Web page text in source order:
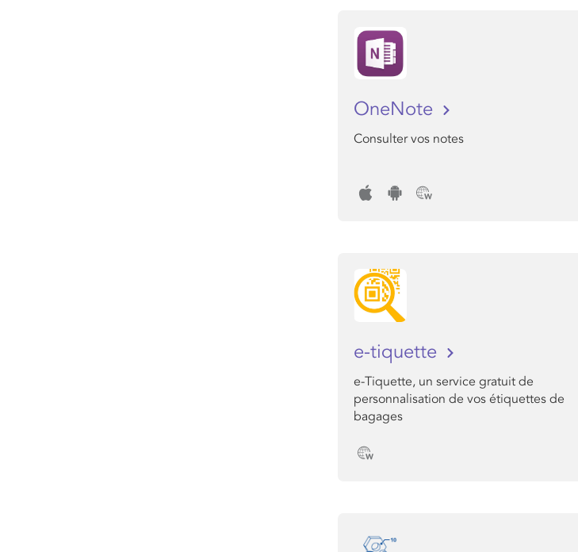
OneNote
Consulter vos notes
e-tiquette
e-Tiquette, un service gratuit de
personnalisation de vos étiquettes de
bagages